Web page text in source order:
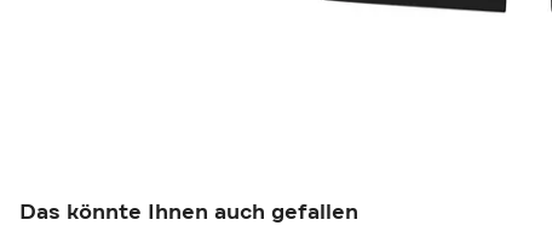
Das könnte Ihnen auch gefallen